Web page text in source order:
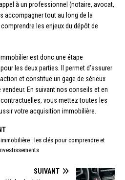
à un professionnel (notaire, avocat,
accompagner tout au long de la
les enjeux du dépôt de
est donc une étape
les deux parties. Il permet d’assurer
et constitue un gage de sérieux
En suivant nos conseils et en
vous mettez toutes les
votre acquisition immobilière.
: les clés pour comprendre et
SUIVANT